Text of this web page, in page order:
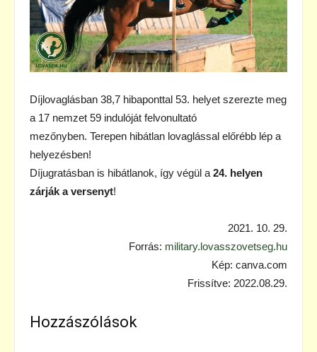
Díjlovaglásban 38,7 hibaponttal 53. helyet szerezte meg
a 17 nemzet 59 indulóját felvonultató
mezőnyben. Terepen hibátlan lovaglással előrébb lép a
helyezésben!
Díjugratásban is hibátlanok, így végül a 24. helyen
zárják a versenyt!
2021. 10. 29.
Forrás: military.lovasszovetseg.hu
Kép: canva.com
Frissítve: 2022.08.29.
Hozzászólások